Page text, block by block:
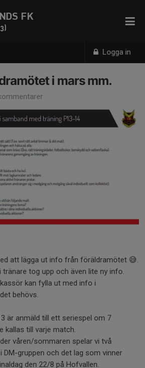
Logga in
FK
i mars mm.
att lägga ut info från föräldramötet 😅.
tog upp och även lite ny info.
kan fylla ut med info i
behövs.
är anmäld till ett seriespel om 7
kallas till varje match.
våren/sommaren spelar vi två
DM-gruppen och det lag som vinner
den 22/8 på Hofvallen.